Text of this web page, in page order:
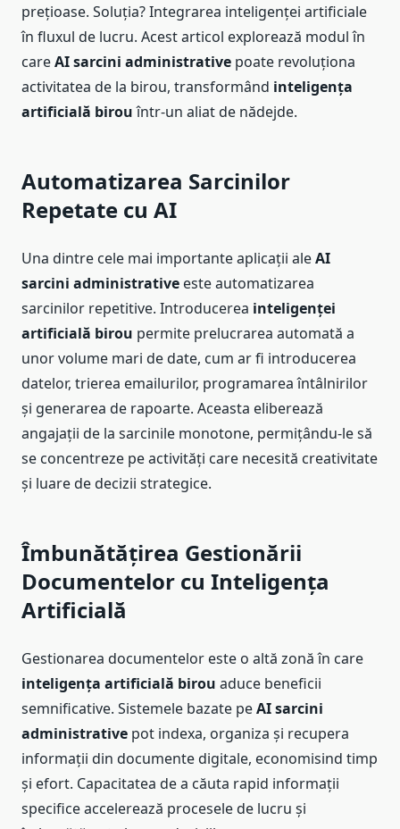
prețioase. Soluția? Integrarea inteligenței artificiale
în fluxul de lucru. Acest articol explorează modul în
careAI sarcini administrative poate revoluționa
activitatea de la birou, transformând inteligența
artificială birouîntr-un aliat de nădejde.
Automatizarea Sarcinilor
Repetate cu AI
Una dintre cele mai importante aplicații aleAI
sarcini administrative este automatizarea
sarcinilor repetitive. Introducerea inteligenței
artificială birou permite prelucrarea automată a
unor volume mari de date, cum ar fi introducerea
datelor, trierea emailurilor, programarea întâlnirilor
și generarea de rapoarte. Aceasta eliberează
angajații de la sarcinile monotone, permițându-le să
se concentreze pe activități care necesită creativitate
și luare de decizii strategice.
Îmbunătățirea Gestionării
Documentelor cu Inteligența
Artificială
Gestionarea documentelor este o altă zonă în care
inteligența artificială birou aduce beneficii
semnificative. Sistemele bazate peAI sarcini
administrative pot indexa, organiza și recupera
informații din documente digitale, economisind timp
și efort. Capacitatea de a căuta rapid informații
specifice accelerează procesele de lucru și